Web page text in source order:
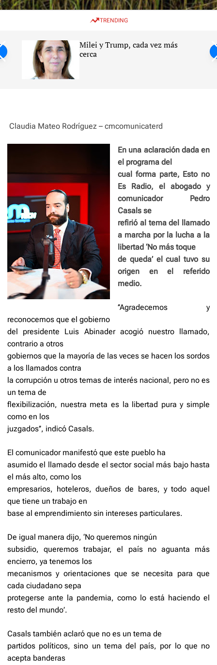
w
c
e
e
TRENDING
Milei y Trump, cada vez más
cerca
Claudia Mateo Rodríguez – cmcomunicaterd
En una aclaración dada en
el programa del
cual forma parte, Esto no
Es Radio, el abogado y
comunicador Pedro
Casals se
refirió al tema del llamado
a marcha por la lucha a la
libertad ‘No más toque
de queda’ el cual tuvo su
origen en el referido
medio.
’’Agradecemos y
reconocemos que el gobierno
del presidente Luis Abinader acogió nuestro llamado,
contrario a otros
gobiernos que la mayoría de las veces se hacen los sordos
a los llamados contra
la corrupción u otros temas de interés nacional, pero no es
un tema de
flexibilización, nuestra meta es la libertad pura y simple
como en los
juzgados’’, indicó Casals.
El comunicador manifestó que este pueblo ha
asumido el llamado desde el sector social más bajo hasta
el más alto, como los
empresarios, hoteleros, dueños de bares, y todo aquel
que tiene un trabajo en
base al emprendimiento sin intereses particulares.
De igual manera dijo, ‘No queremos ningún
subsidio, queremos trabajar, el país no aguanta más
encierro, ya tenemos los
mecanismos y orientaciones que se necesita para que
cada ciudadano sepa
protegerse ante la pandemia, como lo está haciendo el
resto del mundo’.
Casals también aclaró que no es un tema de
partidos políticos, sino un tema del país, por lo que no
acepta banderas